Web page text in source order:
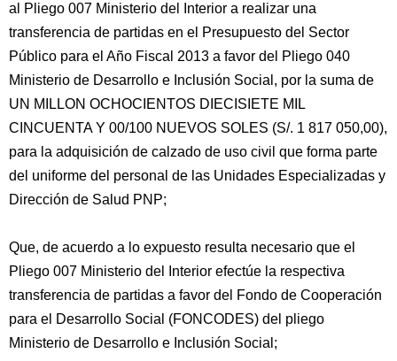
al Pliego 007 Ministerio del Interior a realizar una
transferencia de partidas en el Presupuesto del Sector
Público para el Año Fiscal 2013 a favor del Pliego 040
Ministerio de Desarrollo e Inclusión Social, por la suma de
UN MILLON OCHOCIENTOS DIECISIETE MIL
CINCUENTA Y 00/100 NUEVOS SOLES (S/. 1 817 050,00),
para la adquisición de calzado de uso civil que forma parte
del uniforme del personal de las Unidades Especializadas y
Dirección de Salud PNP;
Que, de acuerdo a lo expuesto resulta necesario que el
Pliego 007 Ministerio del Interior efectúe la respectiva
transferencia de partidas a favor del Fondo de Cooperación
para el Desarrollo Social (FONCODES) del pliego
Ministerio de Desarrollo e Inclusión Social;